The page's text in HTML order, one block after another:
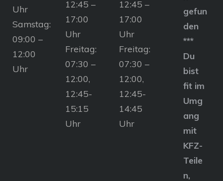
Uhr
Samstag:
09:00 –
12:00
Uhr
12:45 –
17:00
Uhr
Freitag:
07:30 –
12:00,
12:45-
15:15
Uhr
12:45 –
17:00
Uhr
Freitag:
07:30 –
12:00,
12:45-
14:45
Uhr
gefun
den
***
Du
bist
fit im
Umg
ang
mit
KFZ-
Teile
n,